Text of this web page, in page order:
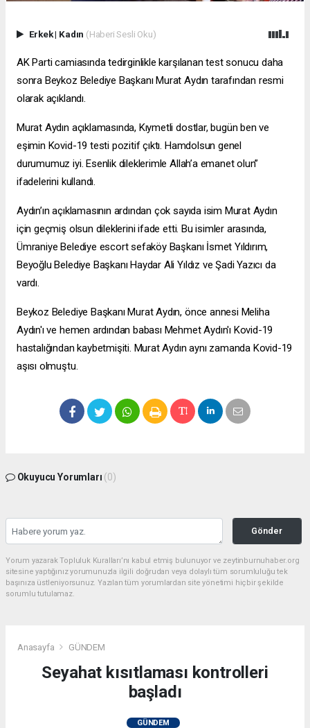
Erkek| Kadın (Haberi Sesli Oku)
AK Parti camiasında tedirginlikle karşılanan test sonucu daha
sonra Beykoz Belediye Başkanı Murat Aydın tarafından resmi
olarak açıklandı.
Murat Aydın açıklamasında, Kıymetli dostlar, bugün ben ve
eşimin Kovid-19 testi pozitif çıktı. Hamdolsun genel
durumumuz iyi. Esenlik dileklerimle Allah’a emanet olun”
ifadelerini kullandı.
Aydın’ın açıklamasının ardından çok sayıda isim Murat Aydın
için geçmiş olsun dileklerini ifade etti. Bu isimler arasında,
Ümraniye Belediye escort sefaköyBaşkanı İsmet Yıldırım,
Beyoğlu Belediye Başkanı Haydar Ali Yıldız ve Şadi Yazıcı da
vardı.
Beykoz Belediye Başkanı Murat Aydın, önce annesi Meliha
Aydın'ı ve hemen ardından babası Mehmet Aydın'ı Kovid-19
hastalığından kaybetmişiti. Murat Aydın aynı zamanda Kovid-19
aşısı olmuştu.
Okuyucu Yorumları (0)
Gönder
Yorum yazarak Topluluk Kuralları’nı kabul etmiş bulunuyor ve zeytinburnuhaber.org
sitesine yaptığınız yorumunuzla ilgili doğrudan veya dolaylı tüm sorumluluğu tek
başınıza üstleniyorsunuz. Yazılan tüm yorumlardan site yönetimi hiçbir şekilde
sorumlu tutulamaz.
Anasayfa GÜNDEM
Seyahat kısıtlaması kontrolleri
başladı
GÜNDEM